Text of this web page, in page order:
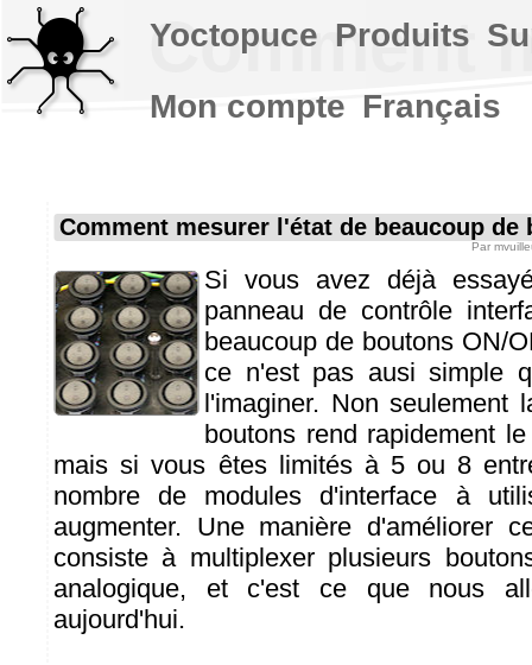
Comment
Comment mesurer l'état de beaucoup de
Par
Si vous avez déjà
panneau de contrôle
beaucoup de boutons ON/
ce n'est pas ausi simple
l'imaginer. Non seulement
boutons rend rapidement
mais si vous êtes limités à 5 ou 8
nombre de modules d'interface à
augmenter. Une manière d'améliorer
consiste à multiplexer plusieurs
analogique, et c'est ce que nous
aujourd'hui.
Yoctopuce Produits
Mon compte Français